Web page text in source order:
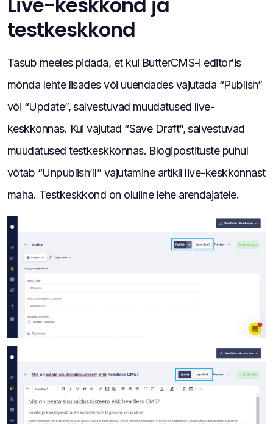
testkeskkond
Tasub meeles pidada, et kui ButterCMS-i editor’is
mõnda lehte lisades või uuendades vajutada “Publish”
või “Update”, salvestuvad muudatused live-
keskkonnas. Kui vajutad “Save Draft”, salvestuvad
muudatused testkeskkonnas. Blogipostituste puhul
võtab “Unpublish’il” vajutamine artikli live-keskkonnast
maha. Testkeskkond on oluline lehe arendajatele.